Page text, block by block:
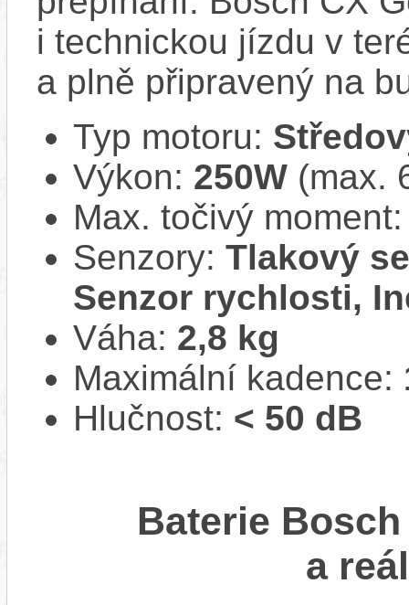
i technickou jízdu v
a plně připravený na
Typ motoru:
Výkon: 250W (max.
Max. točivý
Senzory: Tlakový
Senzor rychlosti,
Váha: 2,8 kg
Maximální kadence:
Hlučnost: < 50 dB
Baterie Bosch
a